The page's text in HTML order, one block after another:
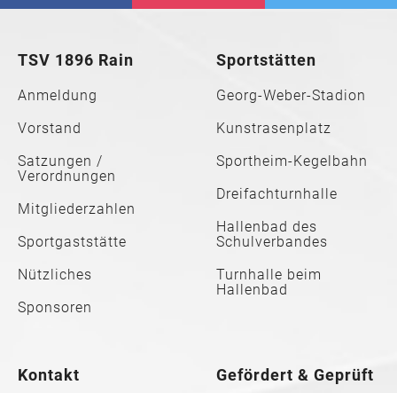
TSV 1896 Rain
Anmeldung
Vorstand
Satzungen /
Verordnungen
Mitgliederzahlen
Sportgaststätte
Nützliches
Sponsoren
Sportstätten
Georg-Weber-Stadion
Kunstrasenplatz
Sportheim-Kegelbahn
Dreifachturnhalle
Hallenbad des
Schulverbandes
Turnhalle beim
Hallenbad
Kontakt Gefördert & Geprüft